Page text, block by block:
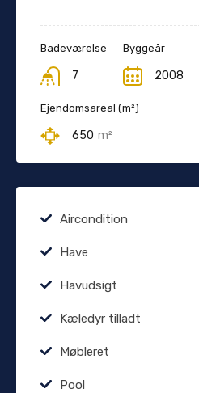
Badeværelse
7
Byggeår
2008
Ejendomsareal (m²)
650 m²
Aircondition
Have
Havudsigt
Kæledyr tilladt
Møbleret
Pool